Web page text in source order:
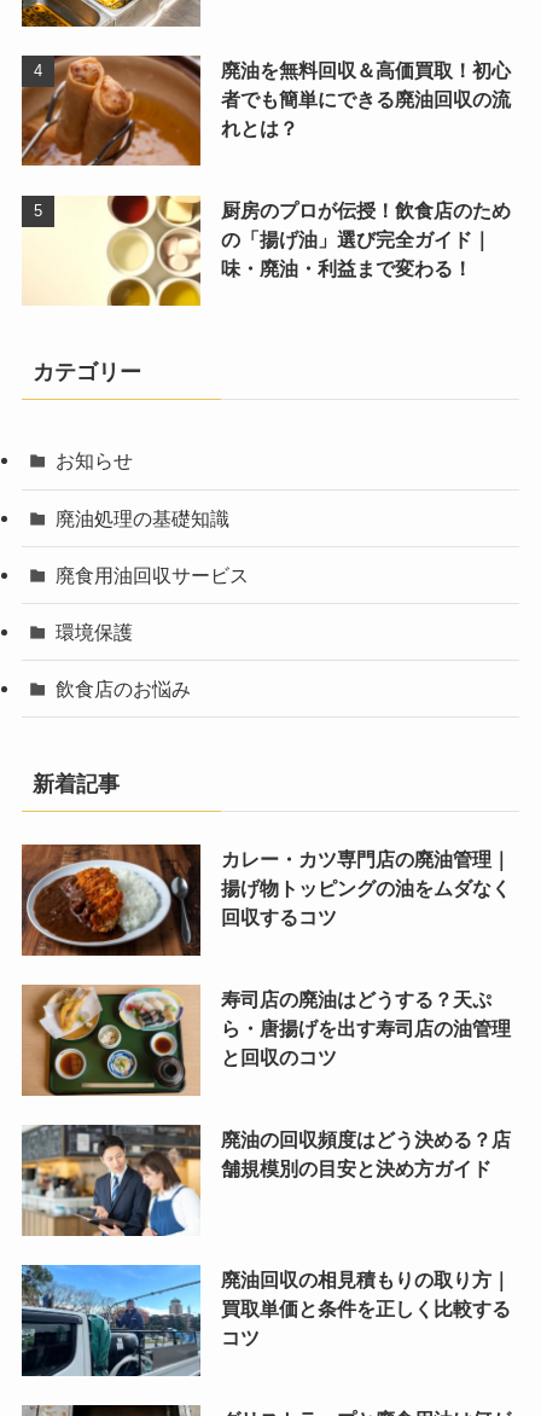
廃油を無料回収＆高価買取！初心
者でも簡単にできる廃油回収の流
れとは？
厨房のプロが伝授！飲食店のため
の「揚げ油」選び完全ガイド｜
味・廃油・利益まで変わる！
カテゴリー
お知らせ
廃油処理の基礎知識
廃食用油回収サービス
環境保護
飲食店のお悩み
新着記事
カレー・カツ専門店の廃油管理｜
揚げ物トッピングの油をムダなく
回収するコツ
寿司店の廃油はどうする？天ぷ
ら・唐揚げを出す寿司店の油管理
と回収のコツ
廃油の回収頻度はどう決める？店
舗規模別の目安と決め方ガイド
廃油回収の相見積もりの取り方｜
買取単価と条件を正しく比較する
コツ